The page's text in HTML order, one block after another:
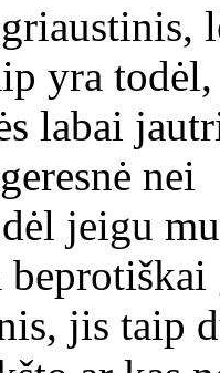
yra todėl,
labai
nei
jeigu
beprotiškai
jis taip